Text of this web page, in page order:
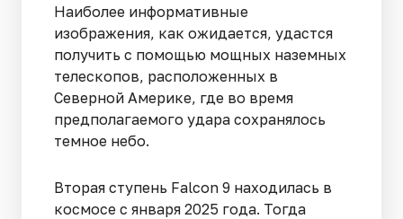
Наиболее информативные
изображения, как ожидается, удастся
получить с помощью мощных наземных
телескопов, расположенных в
Северной Америке, где во время
предполагаемого удара сохранялось
темное небо.
Вторая ступень Falcon 9 находилась в
космосе с января 2025 года. Тогда